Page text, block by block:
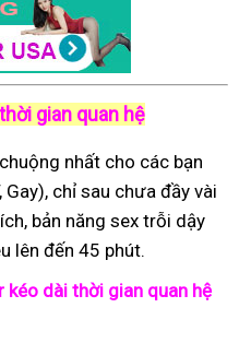
gian quan hệ
nhất cho các bạn
chỉ sau chưa đầy vài
bản năng sex trỗi dậy
lên đến 45 phút.
dài thời gian quan hệ